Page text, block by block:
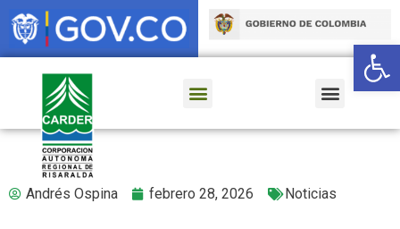
Andrés Ospina febrero 28, 2026 Noticias